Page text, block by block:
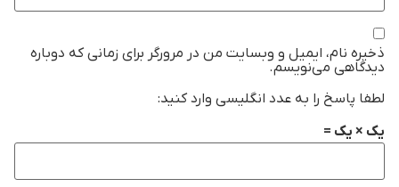
ذخیره نام، ایمیل و وبسایت من در مرورگر برای زمانی که دوباره
دیدگاهی می‌نویسم.
لطفا پاسخ را به عدد انگلیسی وارد کنید:
یک × یک =